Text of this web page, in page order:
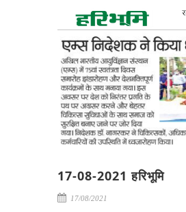
17-08-2021 हरिभूमि
17/08/2021